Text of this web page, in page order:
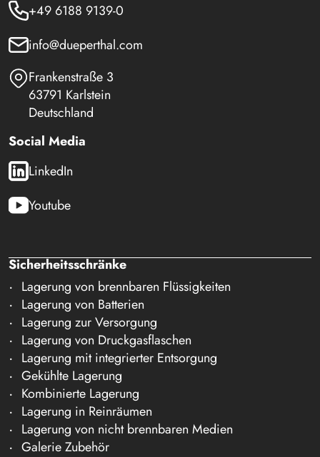
+49 6188 9139-0
info@dueperthal.com
Frankenstraße 3
63791 Karlstein
Deutschland
Social Media
LinkedIn
Youtube
Sicherheitsschränke
Lagerung von brennbaren Flüssigkeiten
Lagerung von Batterien
Lagerung zur Versorgung
Lagerung von Druckgasflaschen
Lagerung mit integrierter Entsorgung
Gekühlte Lagerung
Kombinierte Lagerung
Lagerung in Reinräumen
Lagerung von nicht brennbaren Medien
Galerie Zubehör